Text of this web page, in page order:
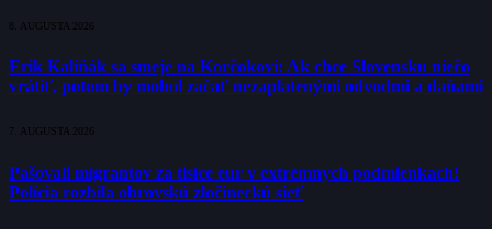
8. AUGUSTA 2026
Erik Kaliňák sa smeje na Korčokovi: Ak chce Slovensku niečo
vrátiť, potom by mohol začať nezaplatenými odvodmi a daňami
7. AUGUSTA 2026
Pašovali migrantov za tisíce eur v extrémnych podmienkach!
Polícia rozbila obrovskú zločineckú sieť